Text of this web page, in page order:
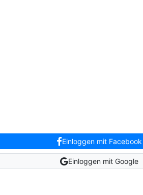
Einloggen mit Facebook
Einloggen mit Google